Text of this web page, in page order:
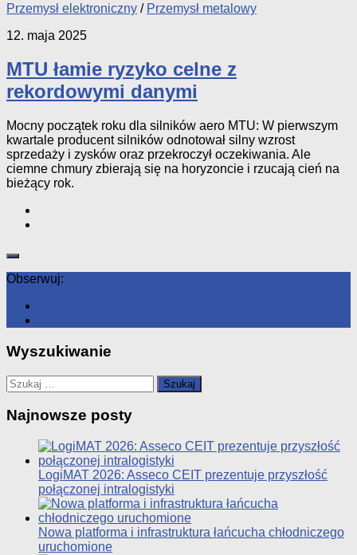
Przemysł elektroniczny / Przemysł metalowy
12. maja 2025
MTU łamie ryzyko celne z
rekordowymi danymi
Mocny początek roku dla silników aero MTU: W pierwszym
kwartale producent silników odnotował silny wzrost
sprzedaży i zysków oraz przekroczył oczekiwania. Ale
ciemne chmury zbierają się na horyzoncie i rzucają cień na
bieżący rok.
Obserwuj:
Wyszukiwanie
Szukaj:
Najnowsze posty
LogiMAT 2026: Asseco CEIT prezentuje przyszłość
połączonej intralogistyki
Nowa platforma i infrastruktura łańcucha chłodniczego
uruchomione